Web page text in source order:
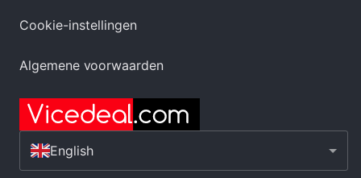
Cookie-instellingen
Algemene voorwaarden
English